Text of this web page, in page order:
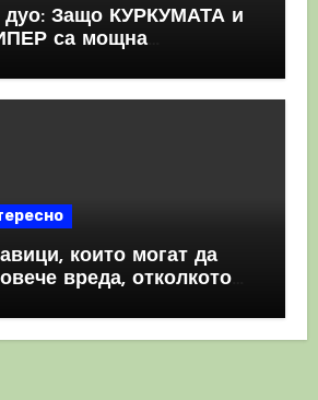
дуо: Защо КУРКУМАТА и
са мощна
които могат да
вреда, отколкото